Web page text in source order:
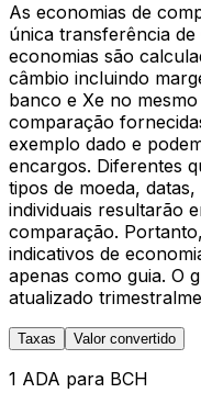
As economias de
única transferência
economias são
câmbio incluindo
banco e Xe no
comparação
exemplo dado e
encargos. Diferentes
tipos de moeda,
individuais resultarão
comparação.
indicativos de
apenas como guia. O
atualizado
Taxas Valor convertido
1 ADA para BCH